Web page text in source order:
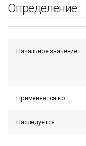
Определение
Начальное значение
Применяется ко
Наследуется